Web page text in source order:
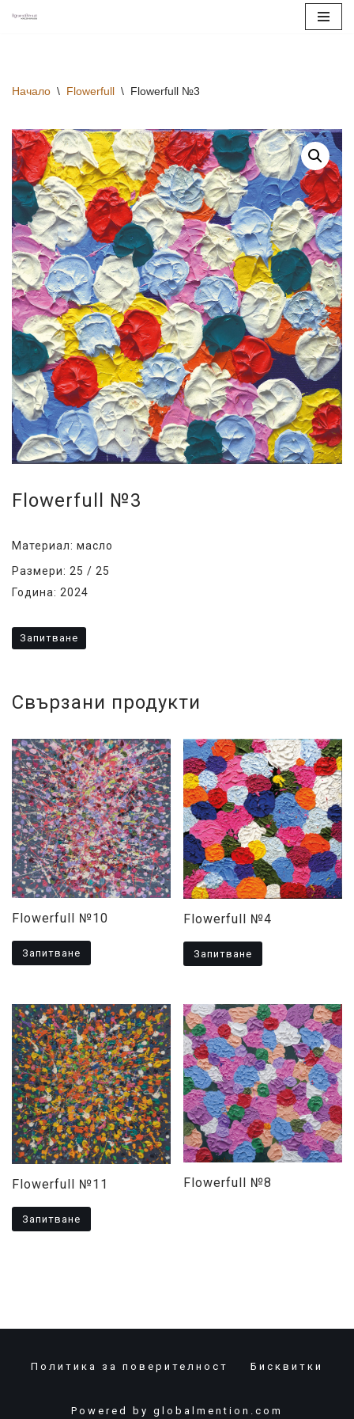
съдържанието
Начало \ Flowerfull \ Flowerfull №3
Flowerfull №3
Материал: масло
Размери: 25 / 25
Година: 2024
Запитване
Свързани продукти
Flowerfull №10
Запитване
Flowerfull №4
Запитване
Flowerfull №11
Запитване
Flowerfull №8
Политика за поверителност Бисквитки
Powered by globalmention.com